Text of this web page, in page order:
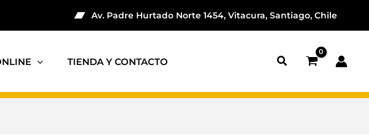
Av. Padre Hurtado Norte 1454, Vitacura, Santiago, Chile
TIENDA Y CONTACTO